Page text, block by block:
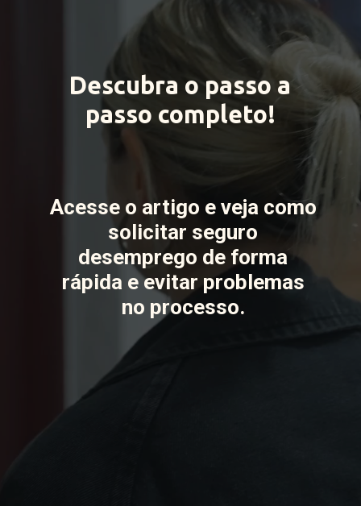
Descubra o passo a
passo completo!
Acesse o artigo e veja como
solicitar seguro
desemprego de forma
rápida e evitar problemas
no processo.